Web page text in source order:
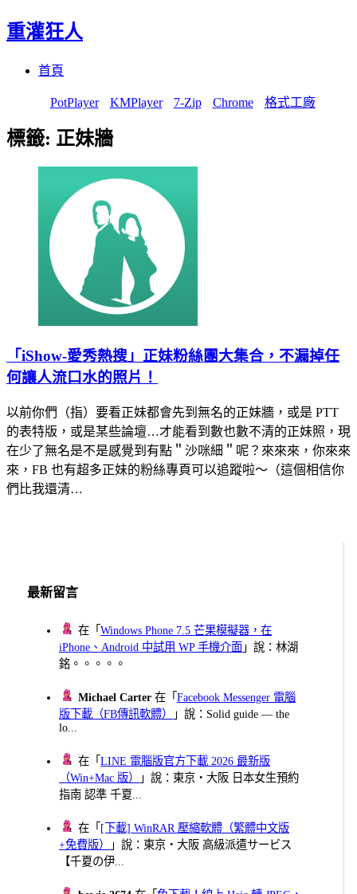
重灌狂人
首頁
PotPlayer KMPlayer 7-Zip Chrome 格式工廠
標籤: 正妹牆
「iShow-愛秀熱搜」正妹粉絲團大集合，不漏掉任
何讓人流口水的照片！
以前你們（指）要看正妹都會先到無名的正妹牆，或是 PTT
的表特版，或是某些論壇…才能看到數也數不清的正妹照，現
在少了無名是不是感覺到有點＂沙咪細＂呢？來來來，你來來
來，FB 也有超多正妹的粉絲專頁可以追蹤啦～（這個相信你
們比我還清…
最新留言
在「Windows Phone 7.5 芒果模擬器，在
iPhone、Android 中試用 WP 手機介面 」說：林湖
銘。。。。。
Michael Carter 在「Facebook Messenger 電腦
版下載（FB傳訊軟體）
」說：Solid guide — the
lo...
在「LINE 電腦版官方下載 2026 最新版
（Win+Mac 版）
」說：東京・大阪 日本女生預約
指南 認準 千夏...
在「 [下載] WinRAR 壓縮軟體（繁體中文版
+免費版）
」說：東京・大阪 高級派遣サービス
【千夏の伊...